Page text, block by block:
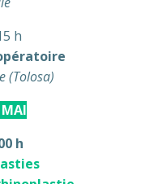
h
(Tolosa)
MAI
h